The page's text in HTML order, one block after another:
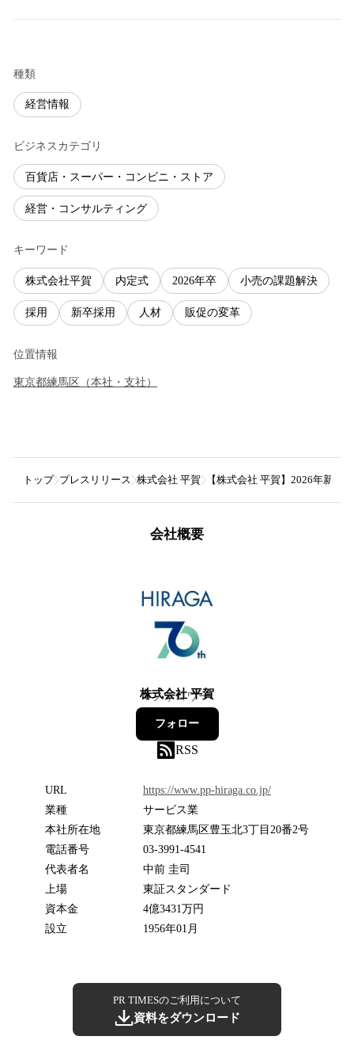
種類
経営情報
ビジネスカテゴリ
百貨店・スーパー・コンビニ・ストア
経営・コンサルティング
キーワード
株式会社平賀 内定式 2026年卒 小売の課題解決
採用 新卒採用 人材 販促の変革
位置情報
東京都練馬区 （本社・支社 ）
トップ プレスリリース 株式会社 平賀 【株式会社 平賀】2026年新
会社概要
株式会社 平賀
0フォロワー
フォロー
RSS
URL
https://www.pp-hiraga.co.jp/
業種
サービス業
本社所在地
東京都練馬区豊玉北3丁目20番2号
電話番号
03-3991-4541
代表者名
中前 圭司
上場
東証スタンダード
資本金
4億3431万円
設立
1956年01月
PR TIMESのご利用について
資料をダウンロード